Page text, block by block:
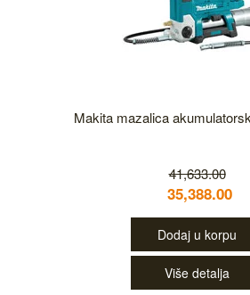
Makita mazalica
41,633.00
35,388.00
Dodaj u korpu
Više detalja